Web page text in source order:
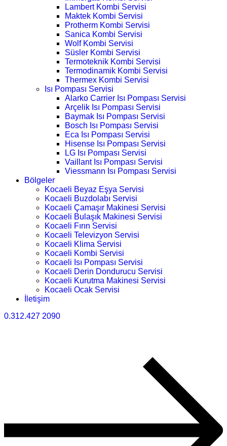
Lambert Kombi Servisi
Maktek Kombi Servisi
Protherm Kombi Servisi
Sanica Kombi Servisi
Wolf Kombi Servisi
Süsler Kombi Servisi
Termoteknik Kombi Servisi
Termodinamik Kombi Servisi
Thermex Kombi Servisi
Isı Pompası Servisi
Alarko Carrier Isı Pompası Servisi
Arçelik Isı Pompası Servisi
Baymak Isı Pompası Servisi
Bosch Isı Pompası Servisi
Eca Isı Pompası Servisi
Hisense Isı Pompası Servisi
LG Isı Pompası Servisi
Vaillant Isı Pompası Servisi
Viessmann Isı Pompası Servisi
Bölgeler
Kocaeli Beyaz Eşya Servisi
Kocaeli Buzdolabı Servisi
Kocaeli Çamaşır Makinesi Servisi
Kocaeli Bulaşık Makinesi Servisi
Kocaeli Fırın Servisi
Kocaeli Televizyon Servisi
Kocaeli Klima Servisi
Kocaeli Kombi Servisi
Kocaeli Isı Pompası Servisi
Kocaeli Derin Dondurucu Servisi
Kocaeli Kurutma Makinesi Servisi
Kocaeli Ocak Servisi
İletişim
0.312.427 2090